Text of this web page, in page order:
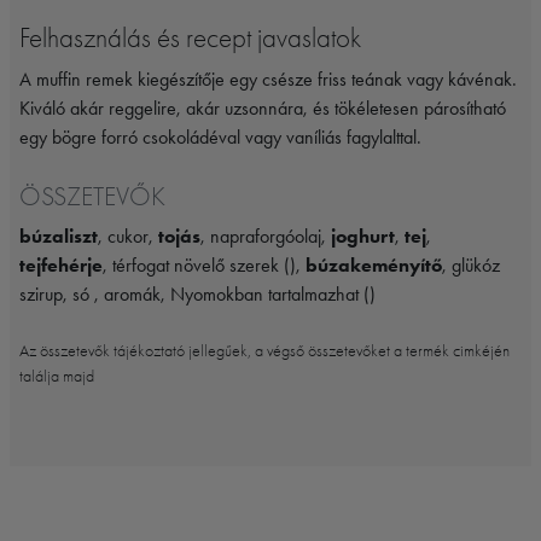
Felhasználás és recept javaslatok
A muffin remek kiegészítője egy csésze friss teának vagy kávénak.
Kiváló akár reggelire, akár uzsonnára, és tökéletesen párosítható
egy bögre forró csokoládéval vagy vaníliás fagylalttal.
ÖSSZETEVŐK
búzaliszt, cukor, tojás, napraforgóolaj, joghurt, tej,
tejfehérje, térfogat növelő szerek (), búzakeményítő, glükóz
szirup, só , aromák, Nyomokban tartalmazhat ()
Az összetevők tájékoztató jellegűek, a végső összetevőket a termék cimkéjén
találja majd